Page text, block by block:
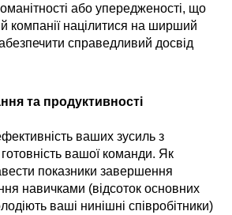
або упередженості, що
компанії націлитися на ширший
справедливий досвід
та продуктивності
ваших зусиль з
вашої команди. Як
показники завершення
навичками (відсоток основних
ваші нинішні співробітники)